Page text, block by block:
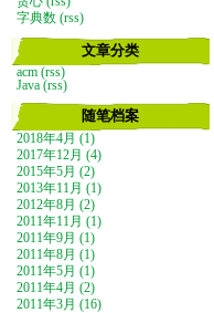
字典数 (rss)
文章分类
acm (rss)
Java (rss)
随笔档案
2018年4月 (1)
2017年12月 (4)
2015年5月 (2)
2013年11月 (1)
2012年8月 (2)
2011年11月 (1)
2011年9月 (1)
2011年8月 (1)
2011年5月 (1)
2011年4月 (2)
2011年3月 (16)